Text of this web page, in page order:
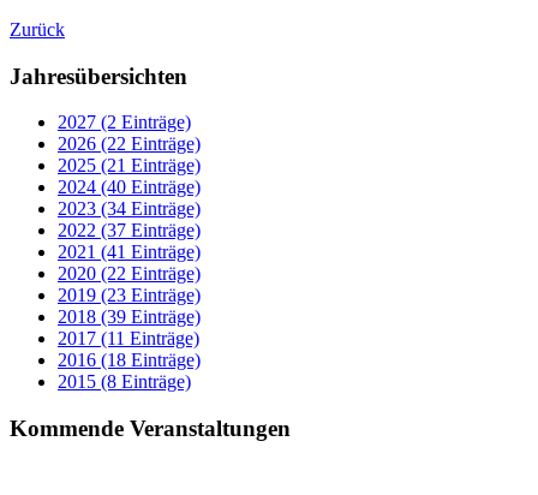
Zurück
Jahresübersichten
2027 (2 Einträge)
2026 (22 Einträge)
2025 (21 Einträge)
2024 (40 Einträge)
2023 (34 Einträge)
2022 (37 Einträge)
2021 (41 Einträge)
2020 (22 Einträge)
2019 (23 Einträge)
2018 (39 Einträge)
2017 (11 Einträge)
2016 (18 Einträge)
2015 (8 Einträge)
Kommende Veranstaltungen